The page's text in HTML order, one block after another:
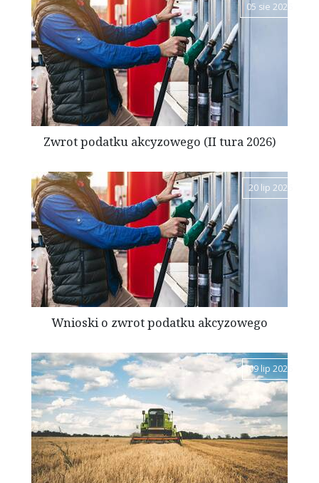
05 sie 2026
Zwrot podatku akcyzowego (II tura 2026)
20 lip 2026
Wnioski o zwrot podatku akcyzowego
09 lip 2026